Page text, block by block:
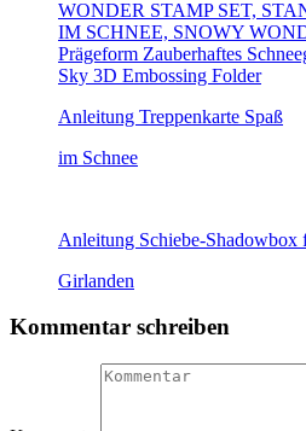
Anleitung Treppenkarte Spaß
im Schnee
Anleitung Schiebe-Shadowbox
Girlanden
Kommentar schreiben